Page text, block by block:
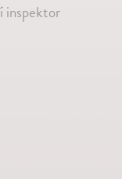
inspektor